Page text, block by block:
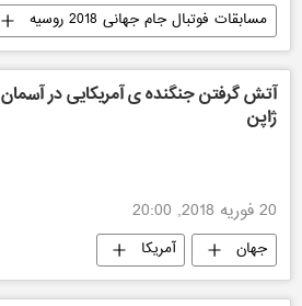
مسابقات فوتبال جام جهانی 2018 روسیه
سامارا
آتش گرفتن جنگنده ی آمریکایی در آسمان
ژاپن
20 فوریه 2018, 20:00
جهان آمریکا